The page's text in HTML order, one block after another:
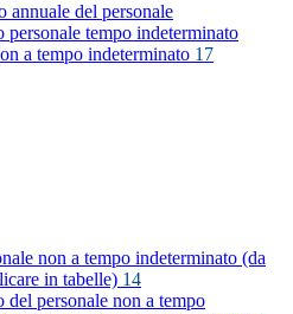
annuale del personale
personale tempo indeterminato
a tempo indeterminato 17
non a tempo indeterminato (da
in tabelle) 14
del personale non a tempo